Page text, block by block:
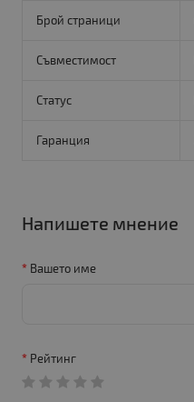
Брой страници
Съвместимост
Статус
Гаранция
Напишете мнение
Вашето име
Рейтинг